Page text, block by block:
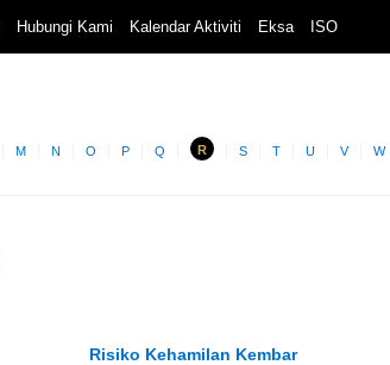
Hubungi Kami Kalendar Aktiviti Eksa ISO
M N O P Q R S T U V W
Risiko Kehamilan Kembar